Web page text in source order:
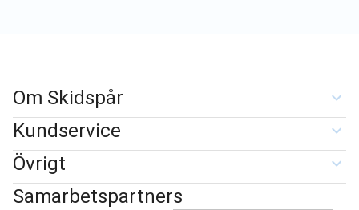
Om Skidspår
Kundservice
Övrigt
Samarbetspartners